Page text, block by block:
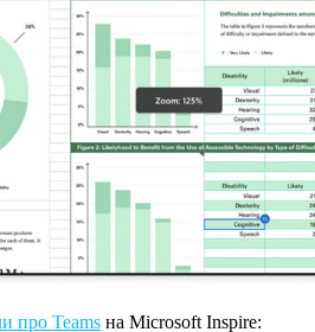
про Teams на Microsoft Inspire: